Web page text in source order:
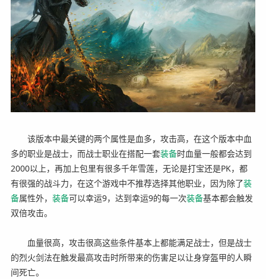
该版本中最关键的两个属性是血多，攻击高，在这个版本中血
多的职业是战士，而战士职业在搭配一套装备时血量一般都会达到
2000以上，再加上包里有很多千年雪莲，无论是打宝还是PK，都
有很强的战斗力，在这个游戏中不推荐选择其他职业，因为除了装
备属性外， 装备可以幸运9，达到幸运9的每一次装备基本都会触发
双倍攻击。
血量很高，攻击很高这些条件基本上都能满足战士，但是战士
的烈火剑法在触发最高攻击时所带来的伤害足以让身穿盔甲的人瞬
间死亡。